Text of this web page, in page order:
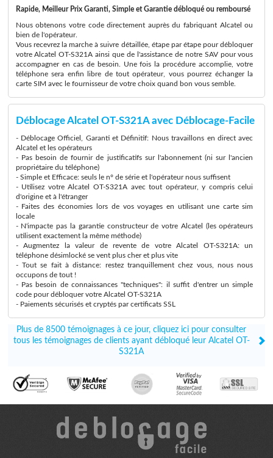
Rapide, Meilleur Prix Garanti, Simple et Garantie débloqué ou remboursé
Nous obtenons votre code directement auprès du fabriquant Alcatel ou
bien de l'opérateur.
Vous recevrez la marche à suivre détaillée, étape par étape pour débloquer
votre Alcatel OT-S321A ainsi que de l'assistance de notre SAV pour vous
accompagner en cas de besoin. Une fois la procédure accomplie, votre
téléphone sera enfin libre de tout opérateur, vous pourrez échanger la
carte SIM avec le fournisseur de votre choix quand bon vous semble.
Déblocage Alcatel OT-S321A avec Déblocage-Facile
- Déblocage Officiel, Garanti et Définitif: Nous travaillons en direct avec
Alcatel et les opérateurs
- Pas besoin de fournir de justificatifs sur l'abonnement (ni sur l'ancien
propriétaire du téléphone)
- Simple et Efficace: seuls le n° de série et l'opérateur nous suffisent
- Utilisez votre Alcatel OT-S321A avec tout opérateur, y compris celui
d'origine et à l'étranger
- Faites des économies lors de vos voyages en utilisant une carte sim
locale
- N'impacte pas la garantie constructeur de votre Alcatel (les opérateurs
utilisent exactement la même méthode)
- Augmentez la valeur de revente de votre Alcatel OT-S321A: un
téléphone désimlocké se vent plus cher et plus vite
- Tout se fait à distance: restez tranquillement chez vous, nous nous
occupons de tout !
- Pas besoin de connaissances "techniques": il suffit d'entrer un simple
code pour débloquer votre Alcatel OT-S321A
- Paiements sécurisés et cryptés par certificats SSL
Plus de 8500 témoignages à ce jour, cliquez ici pour consulter
tous les témoignages de clients ayant débloqué leur Alcatel OT-
S321A